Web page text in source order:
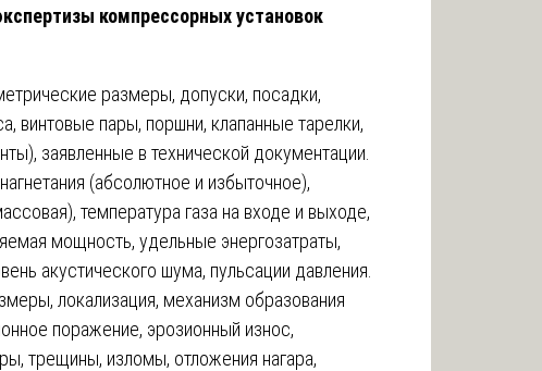
компрессорных установок
размеры, допуски, посадки,
винтовые пары, поршни, клапанные тарелки,
заявленные в технической документации.
(абсолютное и избыточное),
температура газа на входе и выходе,
мощность, удельные энергозатраты,
акустического шума, пульсации давления.
локализация, механизм образования
поражение, эрозионный износ,
трещины, изломы, отложения нагара,